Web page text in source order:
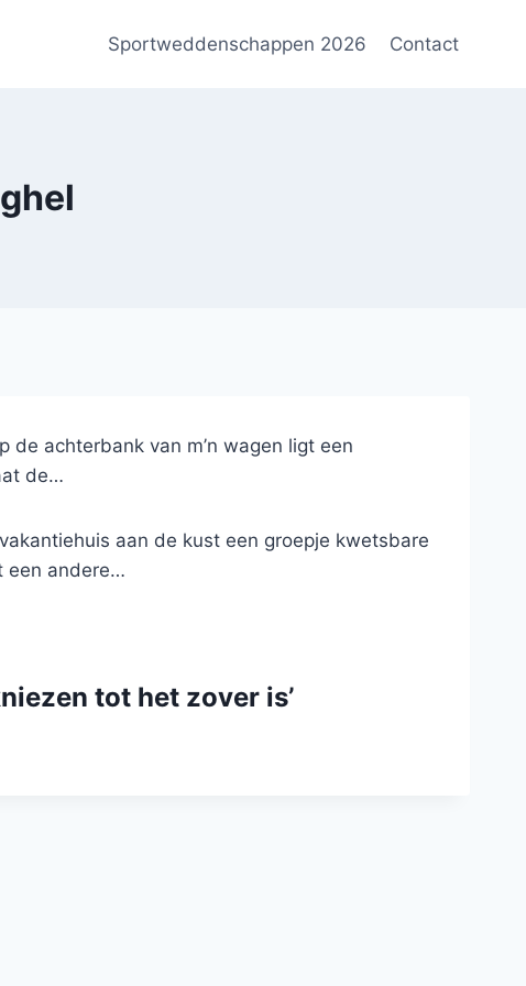
Sportweddenschappen 2026 Contact
de achterbank van m’n wagen ligt een
de…
aan de kust een groepje kwetsbare
een andere…
tot het zover is’